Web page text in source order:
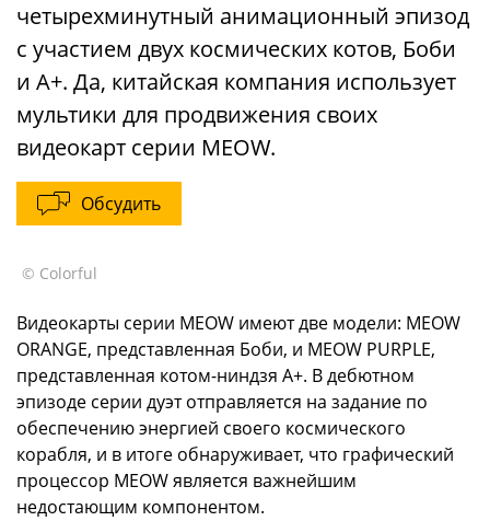
четырехминутный анимационный эпизод
с участием двух космических котов, Боби
и А+. Да, китайская компания использует
мультики для продвижения своих
видеокарт серии MEOW.
Обсудить
© Colorful
Видеокарты серии MEOW имеют две модели: MEOW
ORANGE, представленная Боби, и MEOW PURPLE,
представленная котом-ниндзя A+. В дебютном
эпизоде серии дуэт отправляется на задание по
обеспечению энергией своего космического
корабля, и в итоге обнаруживает, что графический
процессор MEOW является важнейшим
недостающим компонентом.